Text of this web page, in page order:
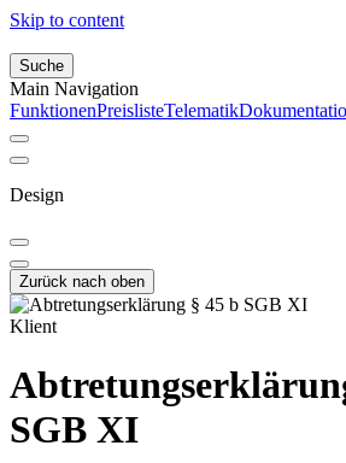
Skip to content
Suche
Main Navigation
FunktionenPreislisteTelematik
Design
Zurück nach oben
Klient
SGB XI